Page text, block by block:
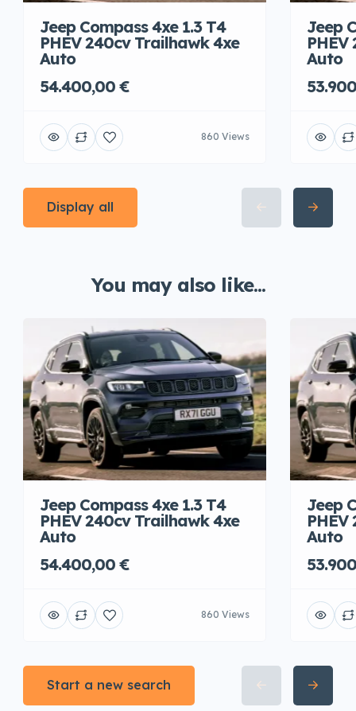
Jeep Compass 4xe 1.3 T4
PHEV 240cv Trailhawk 4xe
Auto
54.400,00 €
860 Views
Jeep
Auto
Display all
You may also like...
Jeep Compass 4xe 1.3 T4
PHEV 240cv Trailhawk 4xe
Auto
54.400,00 €
860 Views
Jeep
Auto
Start a new search